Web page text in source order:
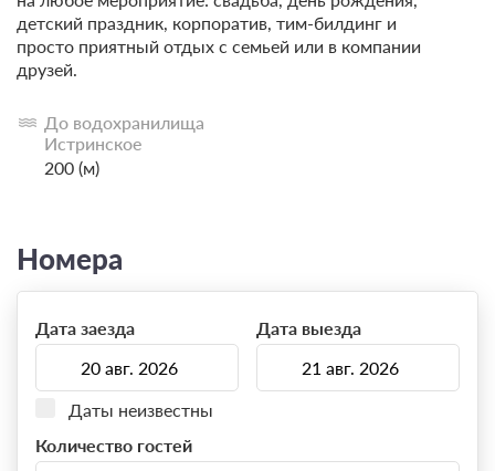
детский праздник, корпоратив, тим-билдинг и
просто приятный отдых с семьей или в компании
друзей.
До водохранилища
Истринское
200 (м)
Номера
Дата заезда Дата выезда
Даты неизвестны
Количество гостей